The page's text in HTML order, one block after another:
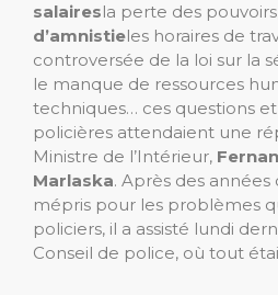
salairesla perte des
d’amnistieles horaires de
controversée de la loi sur la
le manque de ressources
techniques… ces questions
policières attendaient une
Ministre de l’Intérieur,
Marlaska. Après des
mépris pour les problèmes
policiers, il a assisté lundi
Conseil de police, où tout